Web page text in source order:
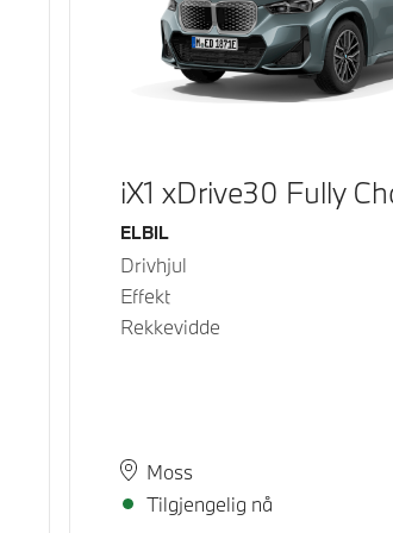
iX1 xDrive30 Fully
Drivstoff
ELBIL
Drivhjul
Effekt
Rekkevidde
PlassMoss
Leveringstid
Tilgjengelig nå